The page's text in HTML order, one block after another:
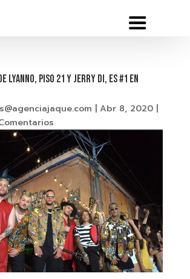
LYANNO, PISO 21 Y JERRY DI, ES #1 EN
Abr 8, 2020|